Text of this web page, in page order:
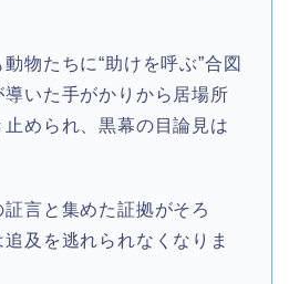
物たちに“助けを呼ぶ”合図
いた手がかりから居場所
められ、黒幕の目論見は
言と集めた証拠がそろ
及を逃れられなくなりま